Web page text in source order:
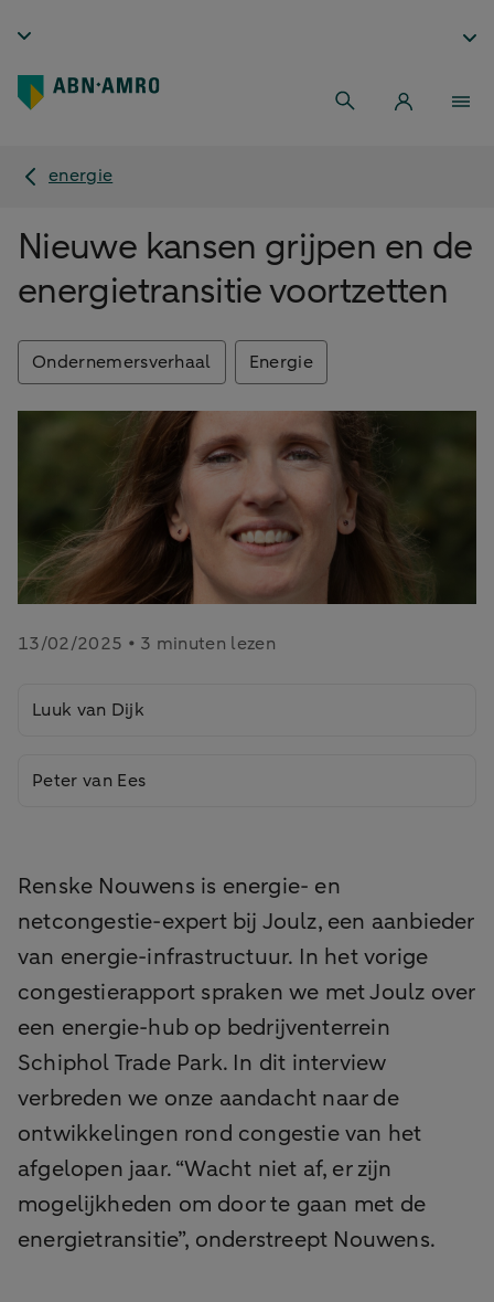
energie
Nieuwe kansen grijpen en de
energietransitie voortzetten
Ondernemersverhaal Energie
13/02/2025 • 3 minuten lezen
Luuk van Dijk
Peter van Ees
Renske Nouwens is energie- en
netcongestie-expert bij Joulz, een aanbieder
van energie-infrastructuur. In het vorige
congestierapport spraken we met Joulz over
een energie-hub op bedrijventerrein
Schiphol Trade Park. In dit interview
verbreden we onze aandacht naar de
ontwikkelingen rond congestie van het
afgelopen jaar. “Wacht niet af, er zijn
mogelijkheden om door te gaan met de
energietransitie”, onderstreept Nouwens.